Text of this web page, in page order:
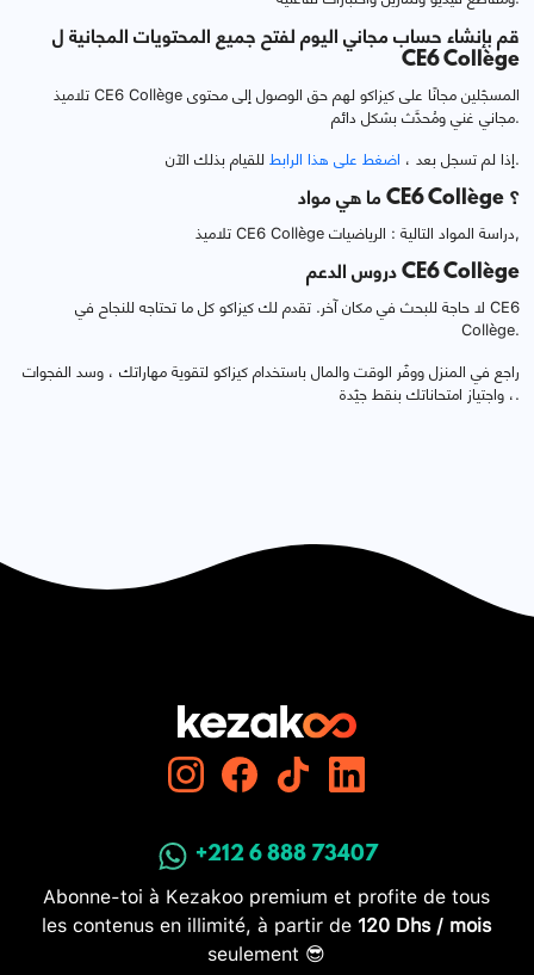
قم بإنشاء حساب مجاني اليوم لفتح جميع المحتويات المجانية ل
CE6 Collège
تلاميذ CE6 Collège المسجّلين مجانًا على كيزاكو لهم حق الوصول إلى محتوى
مجاني غني ومُحدَّث بشكل دائم.
إذا لم تسجل بعد ، اضغط على هذا الرابط للقيام بذلك الآن.
ما هي مواد CE6 Collège ؟
تلاميذ CE6 Collège دراسة المواد التالية : الرياضيات,
دروس الدعم CE6 Collège
لا حاجة للبحث في مكان آخر. تقدم لك كيزاكو كل ما تحتاجه للنجاح في CE6
Collège.
راجع في المنزل ووفّر الوقت والمال باستخدام كيزاكو لتقوية مهاراتك ، وسد الفجوات
، واجتياز امتحاناتك بنقط جيّدة.
+212 6 888 73407
Abonne-toi à Kezakoo premium et profite de tous
les contenus en illimité, à partir de 120 Dhs / mois
seulement 😎